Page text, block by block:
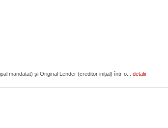
mandatat) și Original Lender (creditor inițial) într-o... detalii